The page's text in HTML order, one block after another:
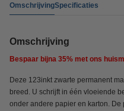
OmschrijvingSpecificaties
Omschrijving
Bespaar bijna 35% met ons
Deze 123inkt zwarte permanent
breed. U schrijft in één vloeiende
onder andere papier en karton.